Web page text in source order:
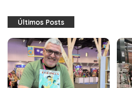
Últimos Posts